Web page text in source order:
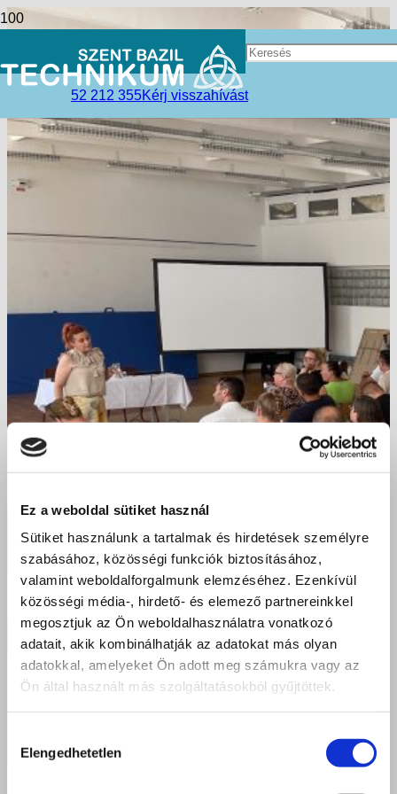
Ez a weboldal sütiket használ
Sütiket használunk a tartalmak és hirdetések személyre
szabásához, közösségi funkciók biztosításához,
valamint weboldalforgalmunk elemzéséhez. Ezenkívül
közösségi média-, hirdető- és elemező partnereinkkel
megosztjuk az Ön weboldalhasználatra vonatkozó
adatait, akik kombinálhatják az adatokat más olyan
adatokkal, amelyeket Ön adott meg számukra vagy az
Ön által használt más szolgáltatásokból gyűjtöttek.
kiválasztása
Elengedhetetlen
52 212 355Kérj visszahívást